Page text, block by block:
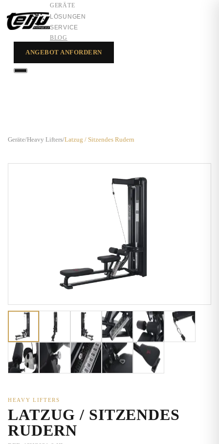
GERÄTE
LÖSUNGEN
SERVICE
BLOG
ANGEBOT ANFORDERN
Geräte/Heavy Lifters/Latzug / Sitzendes Rudern
HEAVY LIFTERS
LATZUG / SITZENDES
RUDERN